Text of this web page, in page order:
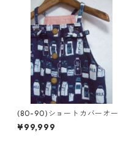
(80-90)ショートカバーオー
ル
¥99,999